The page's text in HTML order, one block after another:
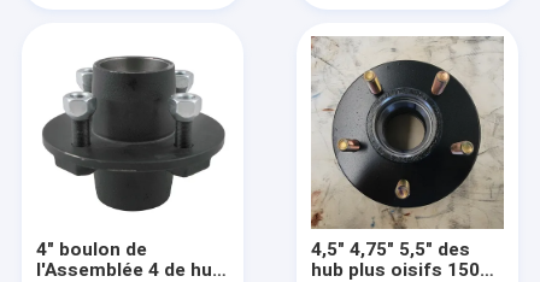
4" boulon de
l'Assemblée 4 de hub
4,5" 4,75" 5,5" des
hub plus oisifs 1500-